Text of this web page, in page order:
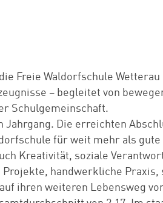
Freie Waldorfschule
– begleitet von
Schulgemeinschaft.
Die erreichten
für weit mehr als
Kreativität, soziale
handwerkliche Praxis,
ihren weiteren Lebensweg